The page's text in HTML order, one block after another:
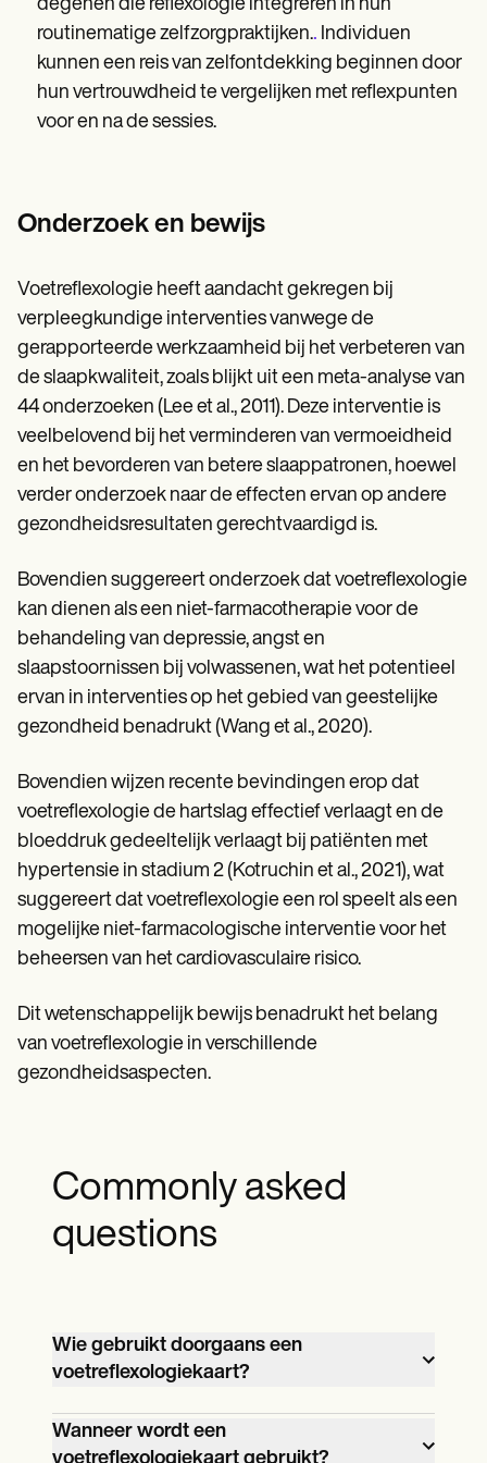
degenen die reflexologie integreren in hun
routinematige zelfzorgpraktijken.. Individuen
kunnen een reis van zelfontdekking beginnen door
hun vertrouwdheid te vergelijken met reflexpunten
voor en na de sessies.
Onderzoek en bewijs
Voetreflexologie heeft aandacht gekregen bij
verpleegkundige interventies vanwege de
gerapporteerde werkzaamheid bij het verbeteren van
de slaapkwaliteit, zoals blijkt uit een meta-analyse van
44 onderzoeken (Lee et al., 2011). Deze interventie is
veelbelovend bij het verminderen van vermoeidheid
en het bevorderen van betere slaappatronen, hoewel
verder onderzoek naar de effecten ervan op andere
gezondheidsresultaten gerechtvaardigd is.
Bovendien suggereert onderzoek dat voetreflexologie
kan dienen als een niet-farmacotherapie voor de
behandeling van depressie, angst en
slaapstoornissen bij volwassenen, wat het potentieel
ervan in interventies op het gebied van geestelijke
gezondheid benadrukt (Wang et al., 2020).
Bovendien wijzen recente bevindingen erop dat
voetreflexologie de hartslag effectief verlaagt en de
bloeddruk gedeeltelijk verlaagt bij patiënten met
hypertensie in stadium 2 (Kotruchin et al., 2021), wat
suggereert dat voetreflexologie een rol speelt als een
mogelijke niet-farmacologische interventie voor het
beheersen van het cardiovasculaire risico.
Dit wetenschappelijk bewijs benadrukt het belang
van voetreflexologie in verschillende
gezondheidsaspecten.
Commonly asked
questions
Wie gebruikt doorgaans een
voetreflexologiekaart?
Voetreflexologiekaarten worden
voornamelijk gebruikt door elke
Wanneer wordt een